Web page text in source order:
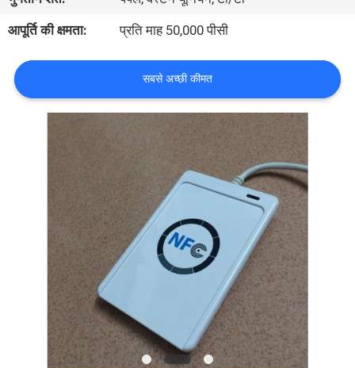
संपर्क
करें
एक
साइटमैप
PRIVACY
POLICY
आपूर्ति की क्षमता:
प्रति माह 50,000 पीसी
सबसे अच्छी कीमत